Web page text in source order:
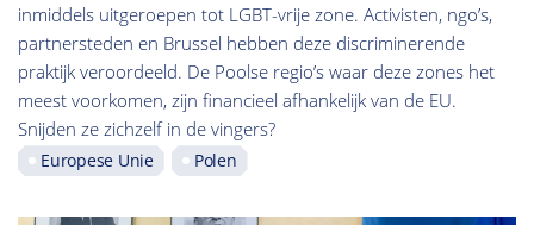
inmiddels uitgeroepen tot LGBT-vrije zone. Activisten, ngo’s,
partnersteden en Brussel hebben deze discriminerende
praktijk veroordeeld. De Poolse regio’s waar deze zones het
meest voorkomen, zijn financieel afhankelijk van de EU.
Snijden ze zichzelf in de vingers?
Europese Unie Polen